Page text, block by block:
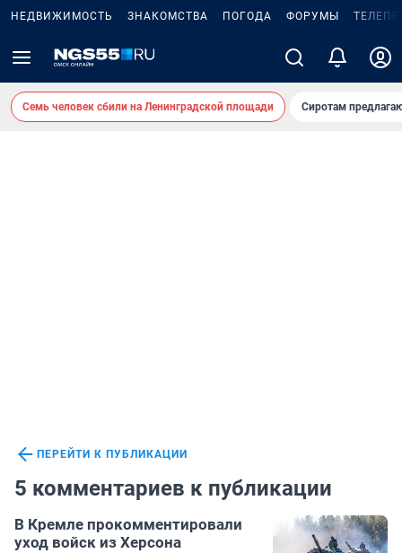
НЕДВИЖИМОСТЬ ЗНАКОМСТВА ПОГОДА ФОРУМЫ
Семь человек сбили на Ленинградской площади Сиротам
ПЕРЕЙТИ К ПУБЛИКАЦИИ
5 комментариев к публикации
В Кремле прокомментировали
уход войск из Херсона